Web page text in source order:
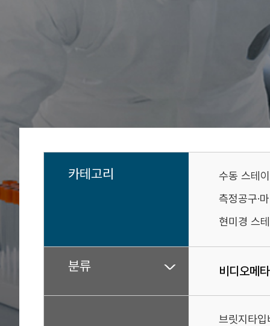
카테고리
수동 스테
측정공구·
현미경 스
분류 비디오메
브릿지타